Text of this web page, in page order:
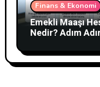
Finans & Ekonomi
Emekli Maaşı
Nedir? Adım